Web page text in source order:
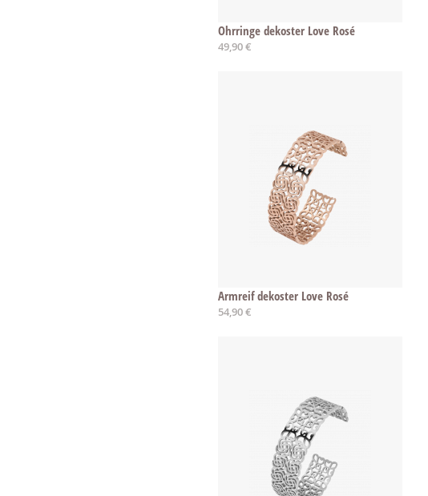
Ohrringe dekoster Love Rosé
49,90 €
Armreif dekoster Love Rosé
54,90 €